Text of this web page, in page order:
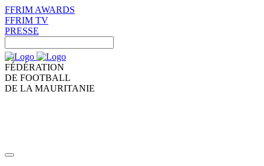
FFRIM AWARDS
FFRIM TV
PRESSE
FÉDÉRATION
DE FOOTBALL
DE LA MAURITANIE